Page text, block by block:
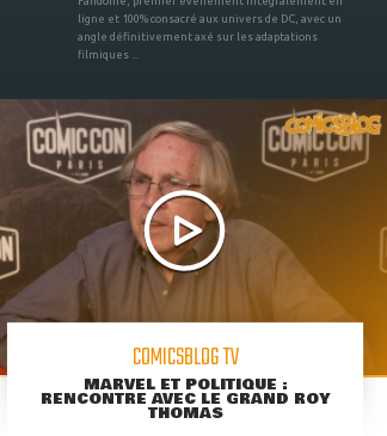
ligne et 100% consacré aux univers de DC, avec un
angle définitivement axé sur les adaptations
filmiques ...
COMICSBLOG TV
MARVEL ET POLITIQUE :
RENCONTRE AVEC LE GRAND ROY
THOMAS